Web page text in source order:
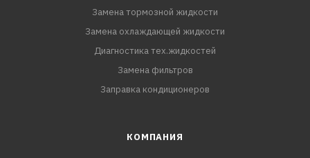
Замена тормозной жидкости
Замена охлаждающей жидкости
Диагностика тех.жидкостей
Замена фильтров
Заправка кондиционеров
КОМПАНИЯ